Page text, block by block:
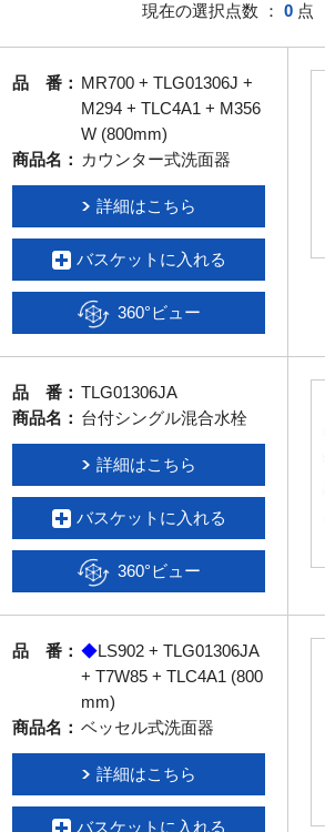
現在の選択点数 ： 0 点
品 番： MR700 + TLG01306J +
M294 + TLC4A1 + M356
W (800mm)
商品名： カウンター式洗面器
詳細はこちら
バスケットに入れる
360°ビュー
品 番： TLG01306JA
商品名： 台付シングル混合水栓
詳細はこちら
バスケットに入れる
360°ビュー
品 番： ◆LS902 + TLG01306JA
+ T7W85 + TLC4A1 (800
mm)
商品名： ベッセル式洗面器
詳細はこちら
バスケットに入れる